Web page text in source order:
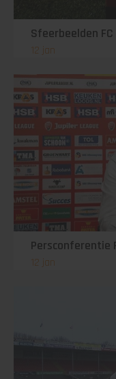
Sfeerbeelden FC
12 jan
Persconferentie
12 jan